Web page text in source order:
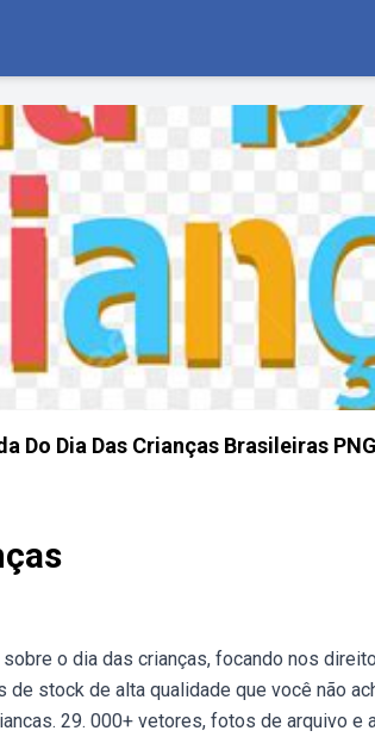
Do Dia Das Crianças Brasileiras
o dia das crianças, focando nos
stock de alta qualidade que você não
29. 000+ vetores, fotos de arquivo e